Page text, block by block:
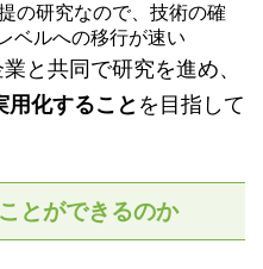
の研究なので、技術の確
ベルへの移行が速い
と共同で研究を進め、
用化すること を目指して
とができるのか